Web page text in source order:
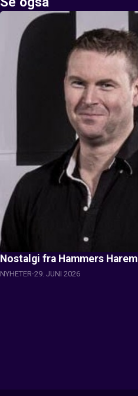
Nostalgi fra Hammers Harem
NYHETER 29. JUNI 2026